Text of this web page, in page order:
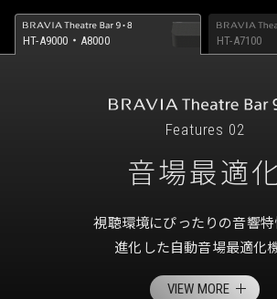
HT-A9000・A8000 HT-A7100
Features 02
音場最適
視聴環境にぴったりの音響特
進化した自動音場最適化
VIEW MORE